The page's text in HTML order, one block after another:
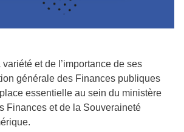
et de l’importance de ses
générale des Finances publiques
essentielle au sein du ministère
Finances et de la Souveraineté